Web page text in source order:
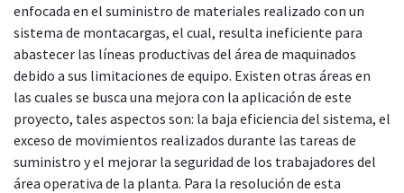
enfocada en el suministro de materiales realizado con un
sistema de montacargas, el cual, resulta ineficiente para
abastecer las líneas productivas del área de maquinados
debido a sus limitaciones de equipo. Existen otras áreas en
las cuales se busca una mejora con la aplicación de este
proyecto, tales aspectos son: la baja eficiencia del sistema, el
exceso de movimientos realizados durante las tareas de
suministro y el mejorar la seguridad de los trabajadores del
área operativa de la planta. Para la resolución de esta